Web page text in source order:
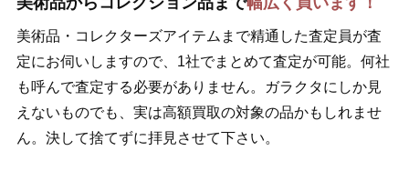
美術品・コレクターズアイテムまで精通した査定員が査
定にお伺いしますので、1社でまとめて査定が可能。何社
も呼んで査定する必要がありません。ガラクタにしか見
えないものでも、実は高額買取の対象の品かもしれませ
ん。決して捨てずに拝見させて下さい。